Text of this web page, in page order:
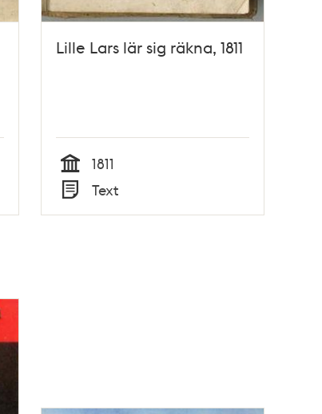
Lille Lars lär sig räkna, 1811
Tid
1811
Typ
Text